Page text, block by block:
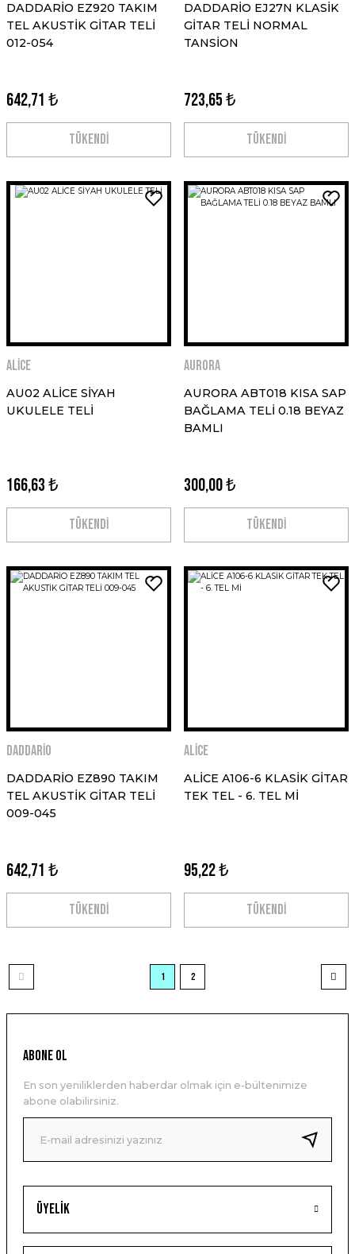
DADDARİO EZ920 TAKIM
TEL AKUSTİK GİTAR TELİ
012-054
642,71 ₺
TÜKENDİ
DADDARİO EJ27N KLASİK
GİTAR TELİ NORMAL
TANSİON
723,65 ₺
TÜKENDİ
ALİCE
AU02 ALİCE SİYAH
UKULELE TELİ
166,63 ₺
TÜKENDİ
AURORA
AURORA ABT018 KISA SAP
BAĞLAMA TELİ 0.18 BEYAZ
BAMLI
300,00 ₺
TÜKENDİ
DADDARİO
DADDARİO EZ890 TAKIM
TEL AKUSTİK GİTAR TELİ
009-045
642,71 ₺
TÜKENDİ
ALİCE
ALİCE A106-6 KLASİK GİTAR
TEK TEL - 6. TEL Mİ
95,22 ₺
TÜKENDİ
1 2
Üyelik
ABONE OL
En son yeniliklerden haberdar olmak için e-bültenimize
abone olabilirsiniz.